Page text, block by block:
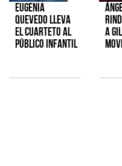
Eugenia
Quevedo lleva
el cuarteto al
público infantil
a